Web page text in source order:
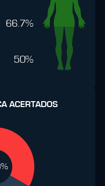
66.7%
50%
ACERTADOS